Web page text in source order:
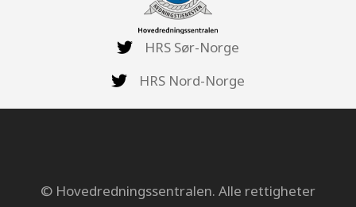
HRS Sør-Norge
HRS Nord-Norge
© Hovedredningssentralen. Alle rettigheter